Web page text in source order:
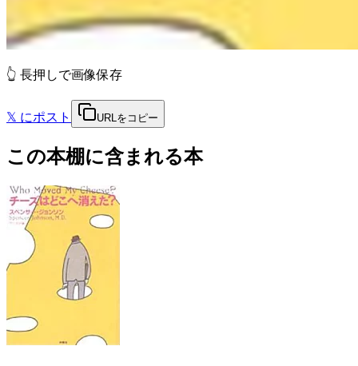
👆 長押しで画像保存
𝕏 にポスト URLをコピー
この本棚に含まれる本